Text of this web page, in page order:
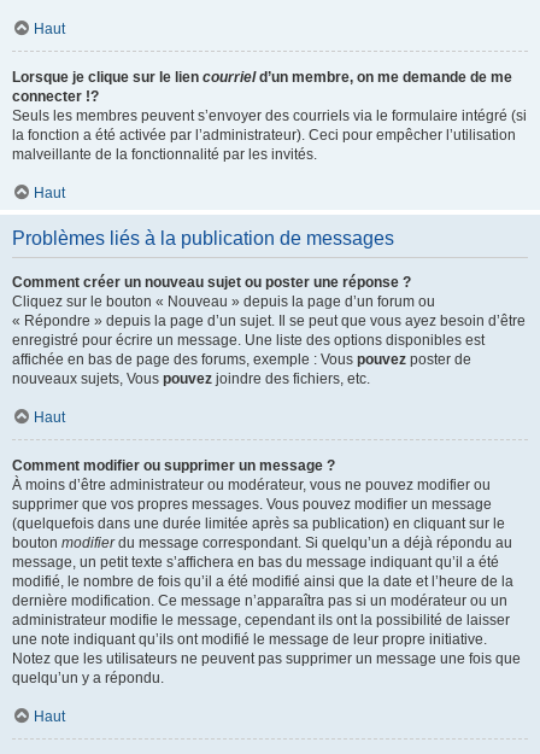
Haut
Lorsque je clique sur le lien courrield’un membre, on me demande de me
connecter !?
Seuls les membres peuvent s’envoyer des courriels via le formulaire intégré (si
la fonction a été activée par l’administrateur). Ceci pour empêcher l’utilisation
malveillante de la fonctionnalité par les invités.
Haut
Problèmes liés à la publication de messages
Comment créer un nouveau sujet ou poster une réponse ?
Cliquez sur le bouton « Nouveau » depuis la page d’un forum ou
« Répondre » depuis la page d’un sujet. Il se peut que vous ayez besoin d’être
enregistré pour écrire un message. Une liste des options disponibles est
affichée en bas de page des forums, exemple : Vous pouvez poster de
nouveaux sujets, Vous pouvez joindre des fichiers, etc.
Haut
Comment modifier ou supprimer un message ?
À moins d’être administrateur ou modérateur, vous ne pouvez modifier ou
supprimer que vos propres messages. Vous pouvez modifier un message
(quelquefois dans une durée limitée après sa publication) en cliquant sur le
bouton modifierdu message correspondant. Si quelqu’un a déjà répondu au
message, un petit texte s’affichera en bas du message indiquant qu’il a été
modifié, le nombre de fois qu’il a été modifié ainsi que la date et l’heure de la
dernière modification. Ce message n’apparaîtra pas si un modérateur ou un
administrateur modifie le message, cependant ils ont la possibilité de laisser
une note indiquant qu’ils ont modifié le message de leur propre initiative.
Notez que les utilisateurs ne peuvent pas supprimer un message une fois que
quelqu’un y a répondu.
Haut